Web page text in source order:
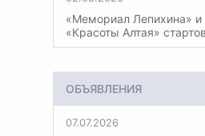
«Мемориал Лепихина» и
«Красоты Алтая»
ОБЪЯВЛЕНИЯ
07.07.2026